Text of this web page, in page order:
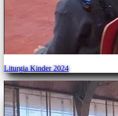
Liturgia Kinder 2024